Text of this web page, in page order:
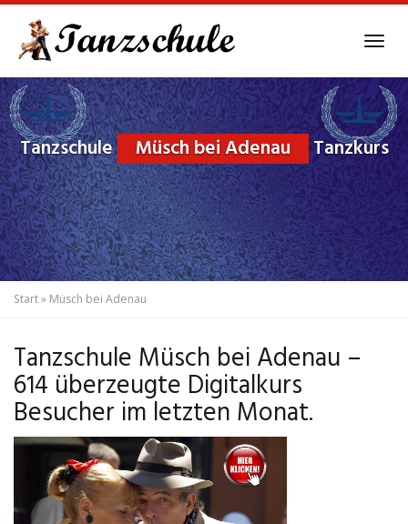
main
content
Tanzschule Müsch bei Adenau Tanzkurs
Start» Müsch bei Adenau
Tanzschule Müsch bei Adenau –
614 überzeugte Digitalkurs
Besucher im letzten Monat.